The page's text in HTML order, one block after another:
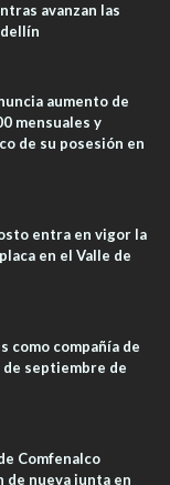
avanzan las
aumento de
mensuales y
de su posesión en
entra en vigor la
en el Valle de
como compañía de
septiembre de
Comfenalco
nueva junta en